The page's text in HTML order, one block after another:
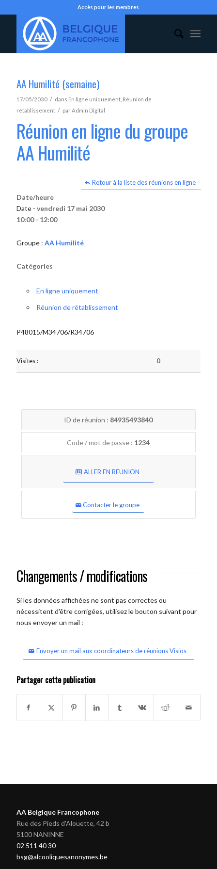
Accès pour les membres
AA Humilité (semaine)
17/05/2030 / dans En ligne uniquement, Réunion de
rétablissement / parAdmin Digital
Réunion en ligne du groupe
AA Humilité
Retour à la liste des réunions en ligne
Date/heure
Date - vendredi 17 mai 2030
10:00 - 12:00
Groupe : AA Humilité
Catégories
En ligne uniquement
Réunion de rétablissement
P48015/M34706/R34706
Visites : 0
ID de réunion : 84935493840
Code / mot de passe : 1234
ALLER EN REUNION
Contacter le groupe
Changements / modifications
Si les données affichées ne sont pas correctes ou
nécessitent d'être corrigées, utilisez le bouton suivant pour
nous envoyer un mail :
Envoyer un mail aux coordinateurs de réunions Visios
Partager cette publication
AA Belgique Francophone
Rue des Pieds d'Alouette, 42 b
5100 NANINNE
02 511 40 30
bsg@alcooliquesanonymes.be